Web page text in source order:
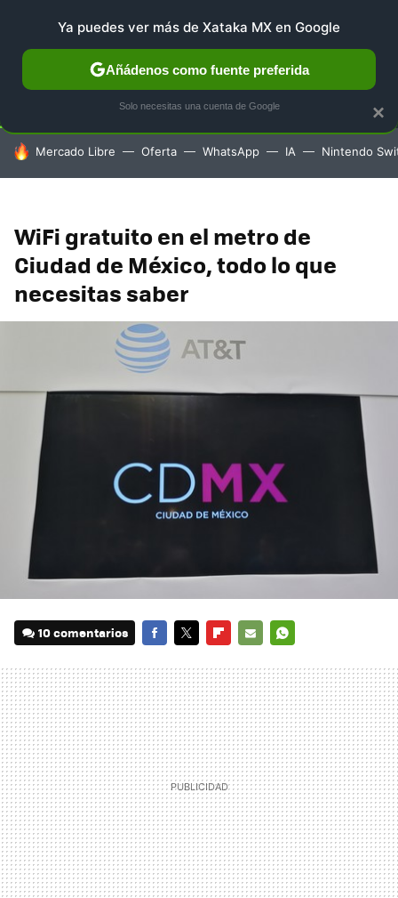
SELECCIÓN GAMING HOME AUTO TERRITORIO
HOY SE HABLA DE
Mercado Libre Oferta WhatsApp IA Nintendo
WiFi gratuito en el metro de
Ciudad de México, todo lo que
necesitas saber
10 comentarios
MAIL
×
Ya puedes ver más de Xataka MX en Google
Añádenos como fuente preferida
Solo necesitas una cuenta de Google